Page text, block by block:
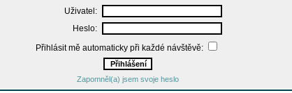
Uživatel:
Heslo:
Přihlásit mě automaticky při každé návštěvě:
Zapomněl(a) jsem svoje heslo